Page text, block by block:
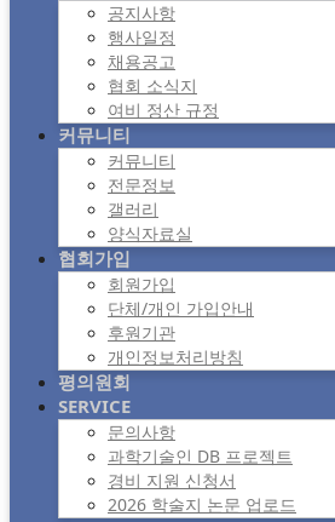
공지사항
행사일정
채용공고
협회 소식지
여비 정산 규정
커뮤니티
커뮤니티
전문정보
갤러리
양식자료실
협회가입
회원가입
단체/개인 가입안내
후원기관
개인정보처리방침
평의원회
SERVICE
문의사항
과학기술인 DB 프로젝트
경비 지원 신청서
2026 학술지 논문 업로드